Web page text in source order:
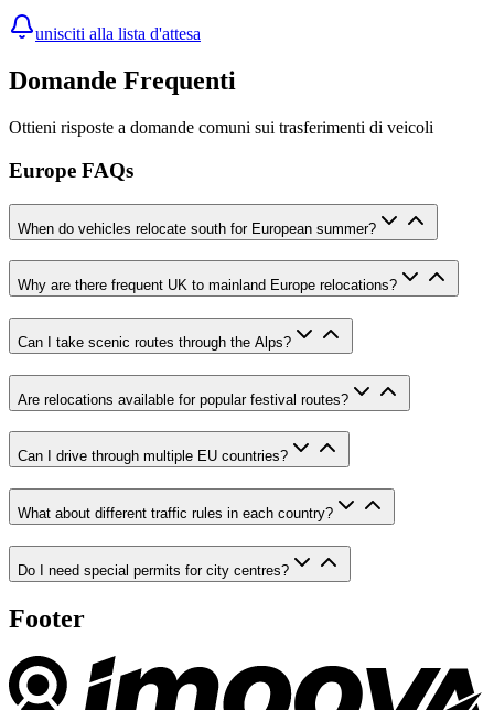
unisciti alla lista d'attesa
Domande Frequenti
Ottieni risposte a domande comuni sui trasferimenti di veicoli
Europe FAQs
When do vehicles relocate south for European summer?
Why are there frequent UK to mainland Europe relocations?
Can I take scenic routes through the Alps?
Are relocations available for popular festival routes?
Can I drive through multiple EU countries?
What about different traffic rules in each country?
Do I need special permits for city centres?
Footer